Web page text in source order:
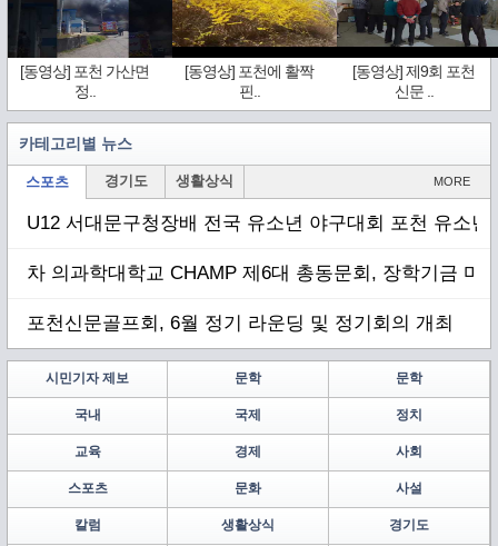
[동영상] 포천 가산면
정..
[동영상] 포천에 활짝
핀..
[동영상] 제9회 포천
신문 ..
카테고리별 뉴스
스포츠 경기도 생활상식 MORE
U12 서대문구청장배 전국 유소년 야구대회 포천 유소
차 의과학대학교 CHAMP 제6대 총동문회, 장학기금 마
포천신문골프회, 6월 정기 라운딩 및 정기회의 개최
시민기자 제보 문학 문학
국내 국제 정치
교육 경제 사회
스포츠 문화 사설
칼럼 생활상식 경기도